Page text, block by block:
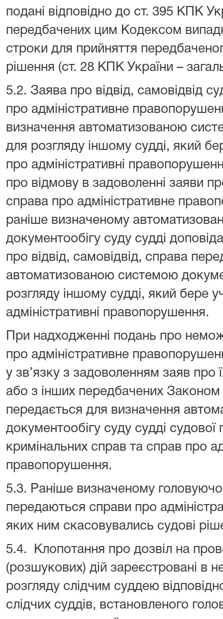
подані відповідно до ст. 395 КПК
передбачених цим Кодексом
строки для прийняття
рішення (ст. 28 КПК України –
5.2. Заява про відвід, самовідвід
про адміністративне
визначення автоматизованою
для розгляду іншому судді, який
про адміністративні
про відмову в задоволенні заяви
справа про адміністративне
раніше визначеному
документообігу суду судді
про відвід, самовідвід, справа
автоматизованою системою
розгляду іншому судді, який бере
адміністративні правопорушення.
При надходженні подань про
про адміністративне
у зв’язку з задоволенням заяв про
або з інших передбачених Законом
передається для визначення
документообігу суду судді судової
кримінальних справ та справ про
правопорушення.
5.3. Раніше визначеному
передаються справи про
яких ним скасовувались судові
5.4. Клопотання про дозвіл на
(розшукових) дій зареєстровані в
розгляду слідчим суддею
слідчих суддів, встановленого